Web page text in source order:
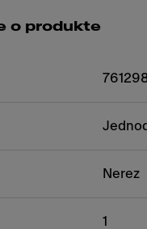
o produkte
Nerez
1